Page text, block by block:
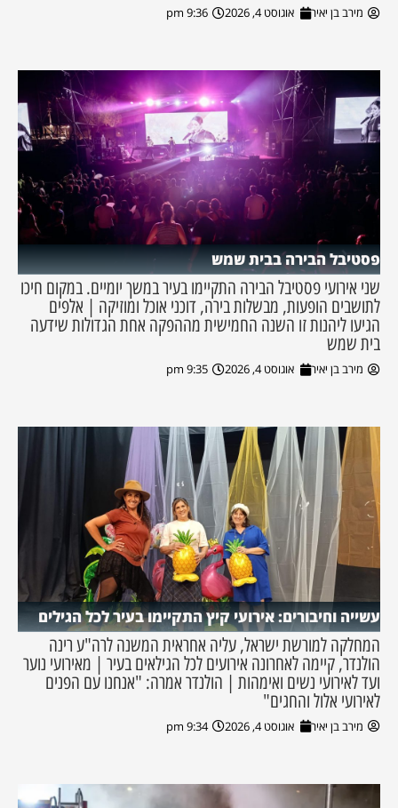
מירב בן יאיר אוגוסט 4, 2026 9:36 pm
פסטיבל הבירה בבית שמש
שני אירועי פסטיבל הבירה התקיימו בעיר במשך יומיים. במקום חיכו
לתושבים הופעות, מבשלות בירה, דוכני אוכל ומוזיקה | אלפים
הגיעו ליהנות זו השנה החמישית מההפקה אחת הגדולות שידעה
בית שמש
מירב בן יאיר אוגוסט 4, 2026 9:35 pm
עשייה וחיבורים: אירועי קיץ התקיימו בעיר לכל הגילים
המחלקה למורשת ישראל, עליה אחראית המשנה לרה"ע רינה
הולנדר, קיימה לאחרונה אירועים לכל הגילאים בעיר | מאירועי נוער
ועד לאירועי נשים ואימהות | הולנדר אמרה: "אנחנו עם הפנים
לאירועי אלול והחגים"
מירב בן יאיר אוגוסט 4, 2026 9:34 pm